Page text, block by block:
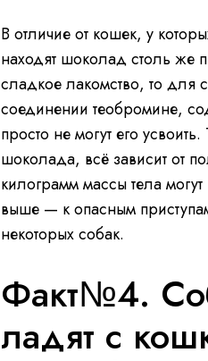
В отличие от кошек, у
находят шоколад столь же
сладкое лакомство, то для
соединении теобромине,
просто не могут его
шоколада, всё зависит от
килограмм массы тела
выше — к опасным
некоторых собак.
Факт№4.
ладят с